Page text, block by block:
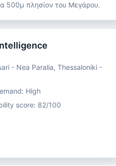
500μ πλησίον του Μεγάρου.
- Nea Paralia, Thessaloniki -
High
score: 82/100